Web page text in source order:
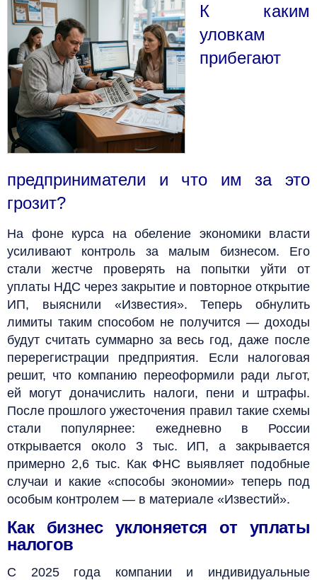
К каким
уловкам
прибегают
предприниматели и что им за это
грозит?
На фоне курса на обеление экономики власти
усиливают контроль за малым бизнесом. Его
стали жестче проверять на попытки уйти от
уплаты НДС через закрытие и повторное открытие
ИП, выяснили «Известия». Теперь обнулить
лимиты таким способом не получится — доходы
будут считать суммарно за весь год, даже после
перерегистрации предприятия. Если налоговая
решит, что компанию переоформили ради льгот,
ей могут доначислить налоги, пени и штрафы.
После прошлого ужесточения правил такие схемы
стали популярнее: ежедневно в России
открывается около 3 тыс. ИП, а закрывается
примерно 2,6 тыс. Как ФНС выявляет подобные
случаи и какие «способы экономии» теперь под
особым контролем — в материале «Известий».
Как бизнес уклоняется от уплаты
налогов
С 2025 года компании и индивидуальные